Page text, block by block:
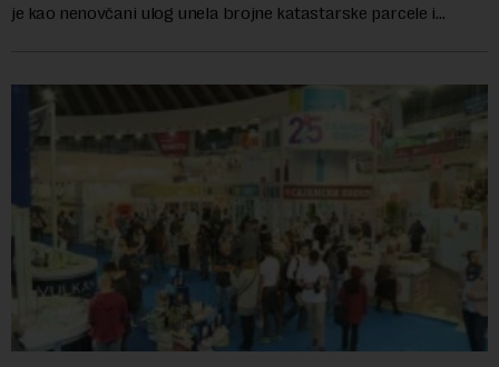
je kao nenovčani ulog unela brojne katastarske parcele i